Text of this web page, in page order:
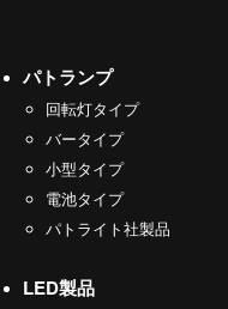
パトランプ
回転灯タイプ
バータイプ
小型タイプ
電池タイプ
パトライト社製品
LED製品